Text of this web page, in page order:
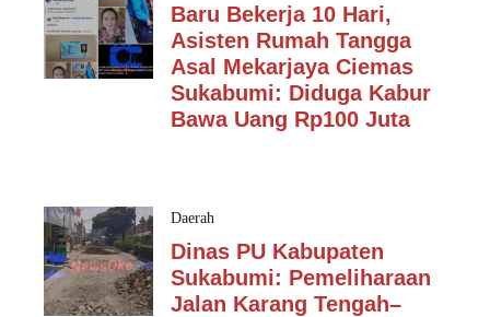
Baru Bekerja 10 Hari,
Asisten Rumah Tangga
Asal Mekarjaya Ciemas
Sukabumi: Diduga Kabur
Bawa Uang Rp100 Juta
Daerah
Dinas PU Kabupaten
Sukabumi: Pemeliharaan
Jalan Karang Tengah–